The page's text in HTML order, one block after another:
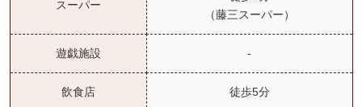
スーパー
（藤三スーパー）
遊戯施設 -
飲食店 徒歩5分